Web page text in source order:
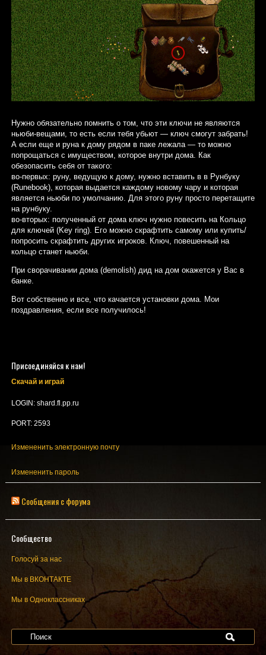
Нужно обязательно помнить о том, что эти ключи не являются
ньюби-вещами, то есть если тебя убьют — ключ смогут забрать!
А если еще и руна к дому рядом в паке лежала — то можно
попрощаться с имуществом, которое внутри дома. Как
обезопасить себя от такого:
во-первых: руну, ведущую к дому, нужно вставить в в Рунбуку
(Runebook), которая выдается каждому новому чару и которая
является ньюби по умолчанию. Для этого руну просто перетащите
на рунбуку.
во-вторых: полученный от дома ключ нужно повесить на Кольцо
для ключей (Key ring). Его можно скрафтить самому или купить/
попросить скрафтить других игроков. Ключ, повешенный на
кольцо станет ньюби.
При сворачивании дома (demolish) дид на дом окажется у Вас в
банке.
Вот собственно и все, что качается установки дома. Мои
поздравления, если все получилось!
Присоединяйся к нам!
Скачай и играй
LOGIN: shard.fl.pp.ru
PORT: 2593
Измененить электронную почту
Измененить пароль
Сообщения с форума
Сообщество
Голосуй за нас
Мы в ВКОНТАКТЕ
Мы в Одноклассниках